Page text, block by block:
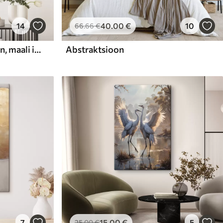
14
Abstraktne kompositsioon, maali imitatsioon
66.66€40.00€ 10
Abstraktsioon